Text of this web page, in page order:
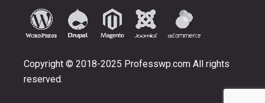
Copyright © 2018-2025 Professwp.com All rights
reserved.